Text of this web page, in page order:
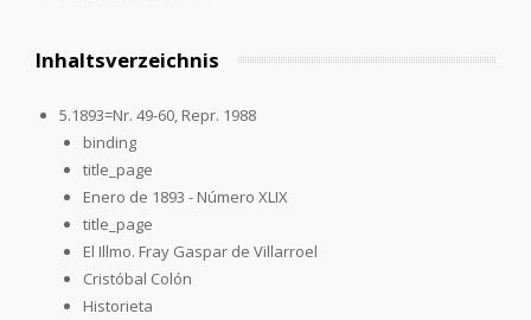
Inhaltsverzeichnis
5.1893=Nr. 49-60, Repr. 1988
binding
title_page
Enero de 1893 - Número XLIX
title_page
El Illmo. Fray Gaspar de Villarroel
Cristóbal Colón
Historieta